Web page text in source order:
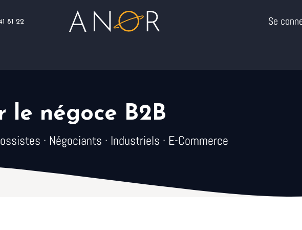
81 22 Se
le négoce B2B
· Négociants · Industriels · E-Commerce